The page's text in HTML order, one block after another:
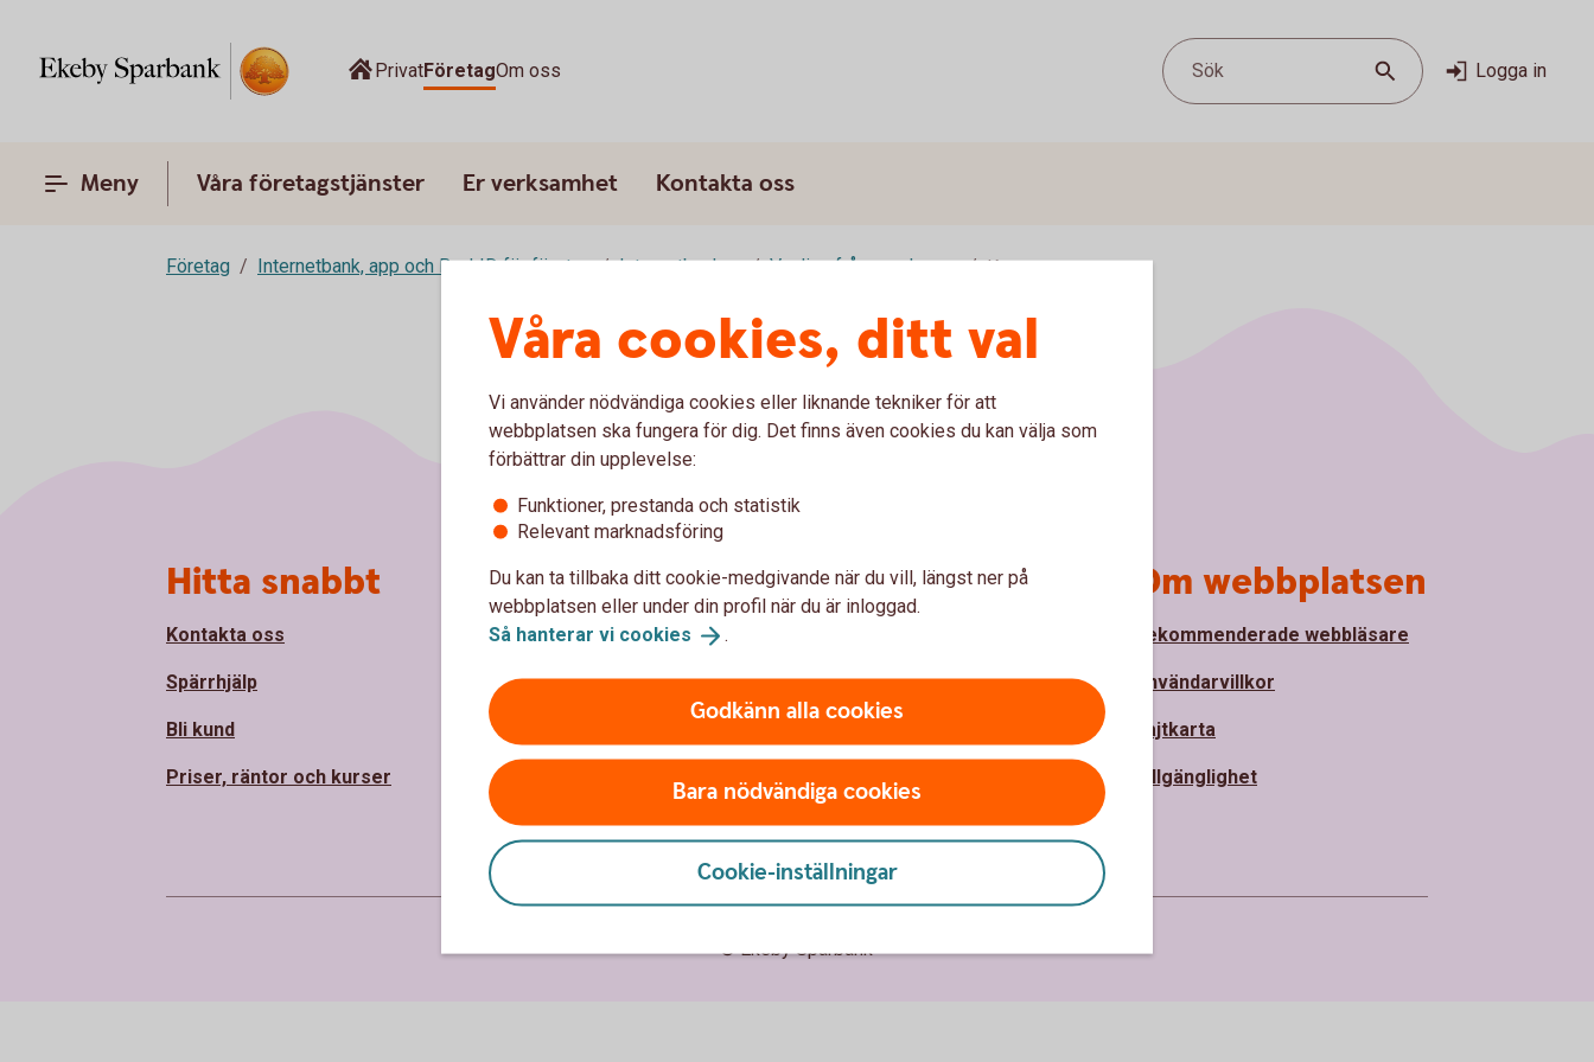
PrivatFöretagOm oss Sök Logga in
Meny Våra företagstjänster Er verksamhet Kontakta oss
Företag Internetbank, app och BankID för företag Internetbanken Vanliga frågor och svar Konton
Våra cookies, ditt val
Vi använder nödvändiga cookies eller liknande tekniker för att
webbplatsen ska fungera för dig. Det finns även cookies du kan välja som
förbättrar din upplevelse:
Funktioner, prestanda och statistik
Relevant marknadsföring
Du kan ta tillbaka ditt cookie-medgivande när du vill, längst ner på
webbplatsen eller under din profil när du är inloggad.
Så hanterar vi cookies .
Godkänn alla cookies
Bara nödvändiga cookies
Cookie-inställningar
Hitta snabbt
Kontakta oss
Spärrhjälp
Bli kund
Priser, räntor och kurser
Om oss
Om oss
Hållbarhet
Samhällsengagemang
Jobba hos oss
Säkerhet och
integritet
Ta tillbaka cookie-medgivande
Behandling av personuppgifter
Bedrägeri och säkerhet
Om webbplatsen
Rekommenderade webbläsare
Användarvillkor
Sajtkarta
Tillgänglighet
© Ekeby Sparbank